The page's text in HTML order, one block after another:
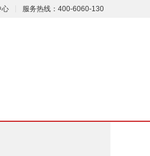
心 服务热线：400-6060-130